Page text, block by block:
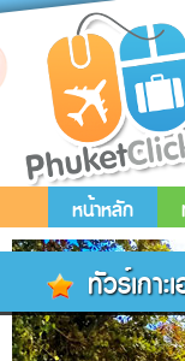
หน้าหลัก
ทัวร์เกา